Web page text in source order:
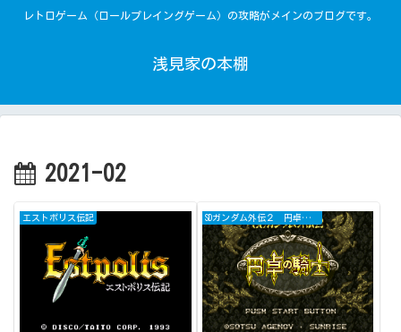
レトロゲーム（ロールプレイングゲーム）の攻略がメインのブログです。
浅見家の本棚
2021-02
エストポリス伝記 SDガンダム外伝２ 円卓の騎士